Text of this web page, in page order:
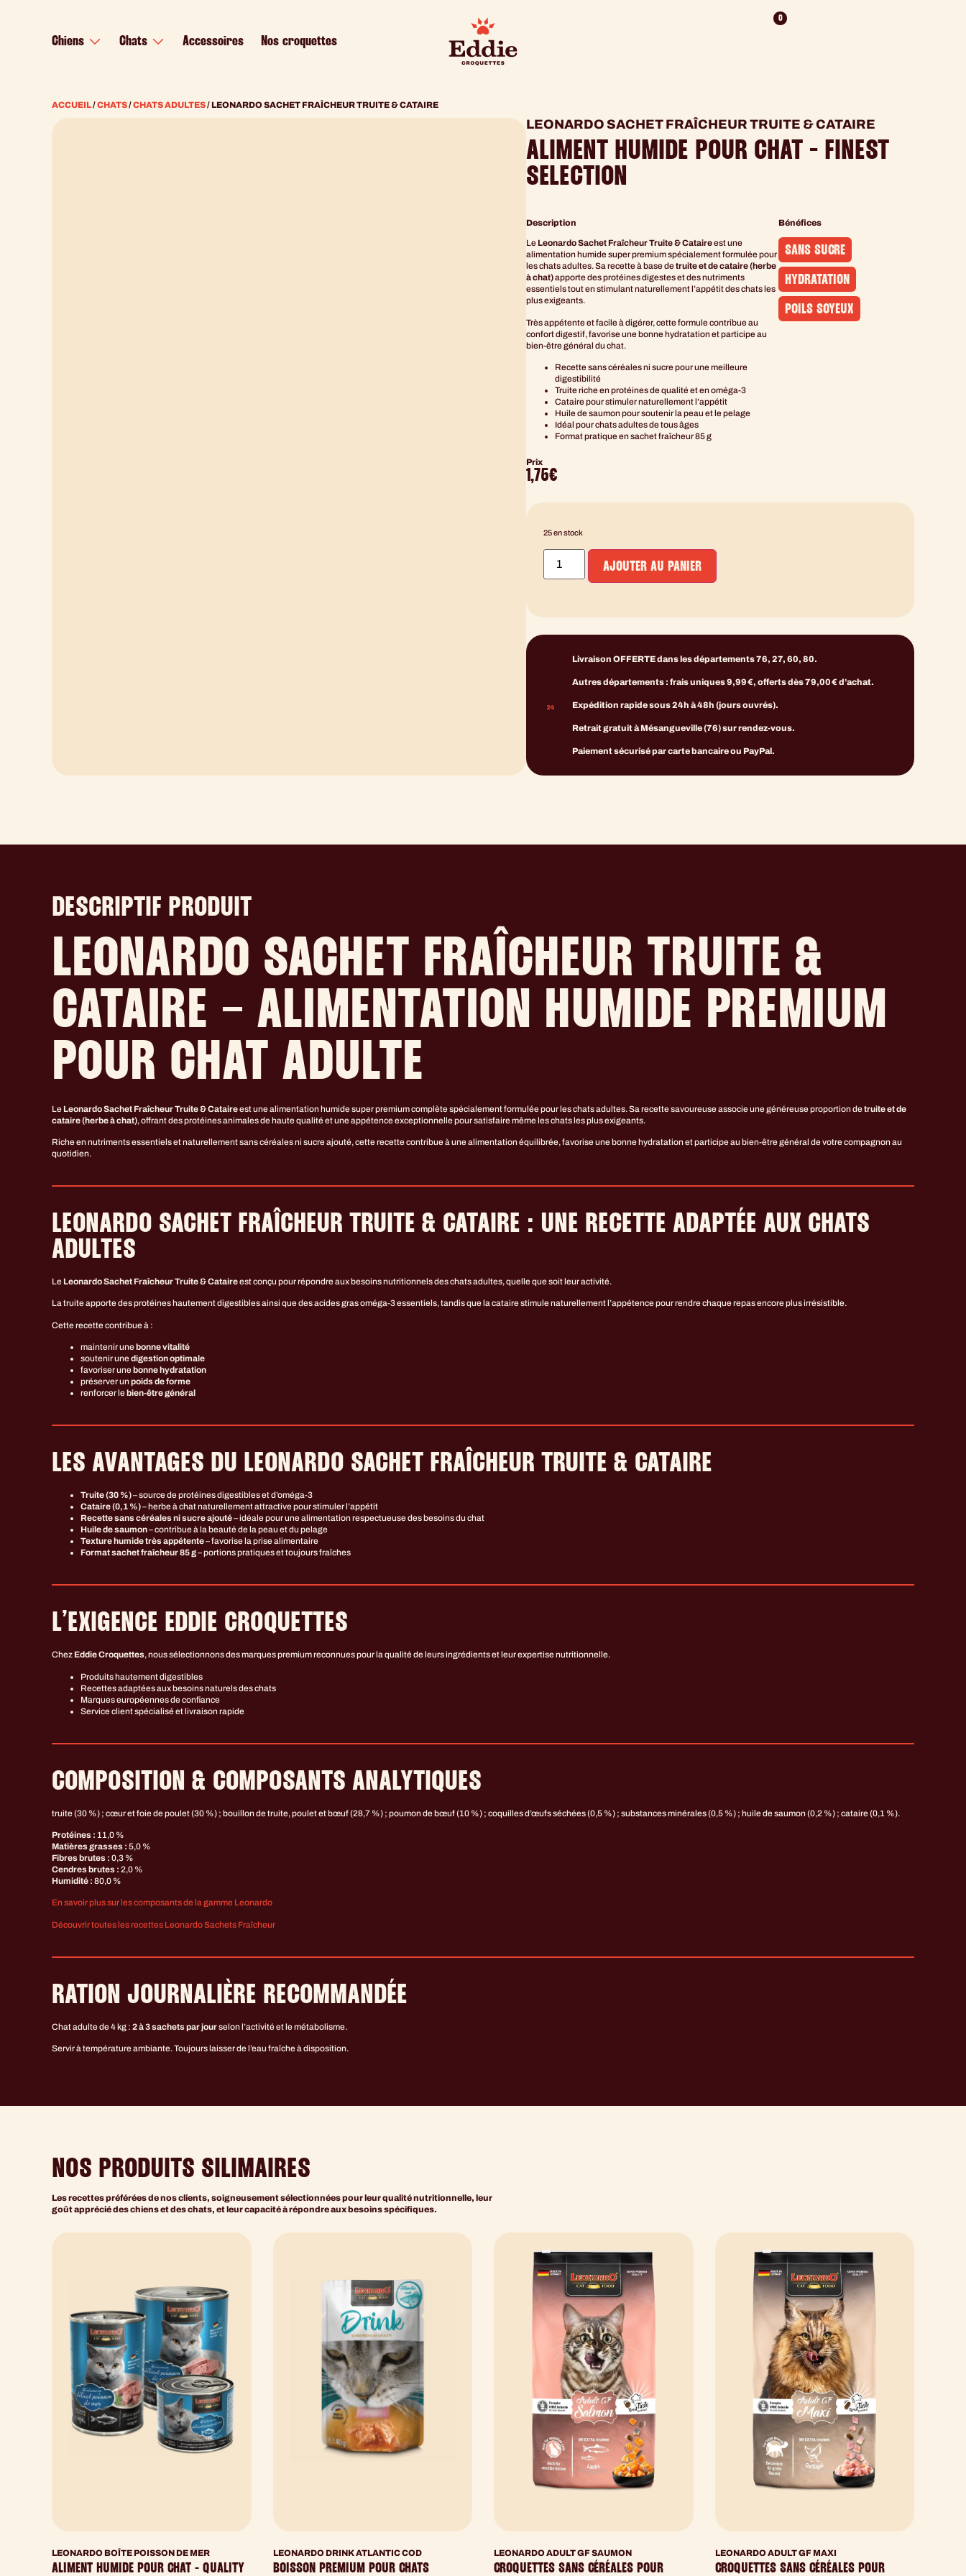
Chiens Chats Accessoires Nos croquettes
0
ACCUEIL/CHATS/CHATS ADULTES/ LEONARDO SACHET FRAÎCHEUR TRUITE & CATAIRE
LEONARDO SACHET FRAÎCHEUR TRUITE & CATAIRE
ALIMENT HUMIDE POUR CHAT - FINEST
SELECTION
Description
Le Leonardo Sachet Fraîcheur Truite & Cataireest une
alimentation humide super premium spécialement formulée pour
les chats adultes. Sa recette à base detruite et de cataire (herbe
à chat)apporte des protéines digestes et des nutriments
essentiels tout en stimulant naturellement l’appétit des chats les
plus exigeants.
Très appétente et facile à digérer, cette formule contribue au
confort digestif, favorise une bonne hydratation et participe au
bien-être général du chat.
Recette sans céréales ni sucre pour une meilleure
digestibilité
Truite riche en protéines de qualité et en oméga-3
Cataire pour stimuler naturellement l’appétit
Huile de saumon pour soutenir la peau et le pelage
Idéal pour chats adultes de tous âges
Format pratique en sachet fraîcheur 85 g
Bénéfices
SANS SUCRE
HYDRATATION
POILS SOYEUX
Prix
1,75€
25 en stock
AJOUTER AU PANIER
Livraison OFFERTE dans les départements 76, 27, 60, 80.
Autres départements : frais uniques 9,99 €, offerts dès 79,00 € d’achat.
Expédition rapide sous 24h à 48h (jours ouvrés).
Retrait gratuit à Mésangueville (76) sur rendez-vous.
Paiement sécurisé par carte bancaire ou PayPal.
DESCRIPTIF PRODUIT
LEONARDO SACHET FRAÎCHEUR TRUITE &
CATAIRE – ALIMENTATION HUMIDE PREMIUM
POUR CHAT ADULTE
Le Leonardo Sachet Fraîcheur Truite & Cataireest une alimentation humide super premium complète spécialement formulée pour les chats adultes. Sa recette savoureuse associe une généreuse proportion detruite et de
cataire (herbe à chat), offrant des protéines animales de haute qualité et une appétence exceptionnelle pour satisfaire même les chats les plus exigeants.
Riche en nutriments essentiels et naturellement sans céréales ni sucre ajouté, cette recette contribue à une alimentation équilibrée, favorise une bonne hydratation et participe au bien-être général de votre compagnon au
quotidien.
LEONARDO SACHET FRAÎCHEUR TRUITE & CATAIRE : UNE RECETTE ADAPTÉE AUX CHATS
ADULTES
Le Leonardo Sachet Fraîcheur Truite & Cataireest conçu pour répondre aux besoins nutritionnels des chats adultes, quelle que soit leur activité.
La truite apporte des protéines hautement digestibles ainsi que des acides gras oméga-3 essentiels, tandis que la cataire stimule naturellement l’appétence pour rendre chaque repas encore plus irrésistible.
Cette recette contribue à :
maintenir une bonne vitalité
soutenir unedigestion optimale
favoriser une bonne hydratation
préserver unpoids de forme
renforcer le bien-être général
LES AVANTAGES DU LEONARDO SACHET FRAÎCHEUR TRUITE & CATAIRE
Truite (30 %)– source de protéines digestibles et d’oméga-3
Cataire (0,1 %)– herbe à chat naturellement attractive pour stimuler l’appétit
Recette sans céréales ni sucre ajouté– idéale pour une alimentation respectueuse des besoins du chat
Huile de saumon– contribue à la beauté de la peau et du pelage
Texture humide très appétente– favorise la prise alimentaire
Format sachet fraîcheur 85 g– portions pratiques et toujours fraîches
L’EXIGENCE EDDIE CROQUETTES
Chez Eddie Croquettes, nous sélectionnons des marques premium reconnues pour la qualité de leurs ingrédients et leur expertise nutritionnelle.
Produits hautement digestibles
Recettes adaptées aux besoins naturels des chats
Marques européennes de confiance
Service client spécialisé et livraison rapide
COMPOSITION & COMPOSANTS ANALYTIQUES
truite (30 %) ; cœur et foie de poulet (30 %) ; bouillon de truite, poulet et bœuf (28,7 %) ; poumon de bœuf (10 %) ; coquilles d’œufs séchées (0,5 %) ; substances minérales (0,5 %) ; huile de saumon (0,2 %) ; cataire (0,1 %).
Protéines : 11,0 %
Matières grasses : 5,0 %
Fibres brutes : 0,3 %
Cendres brutes : 2,0 %
Humidité : 80,0 %
En savoir plus sur les composants de la gamme Leonardo
Découvrir toutes les recettes Leonardo Sachets Fraîcheur
RATION JOURNALIÈRE RECOMMANDÉE
Chat adulte de 4 kg : 2 à 3 sachets par jourselon l’activité et le métabolisme.
Servir à température ambiante. Toujours laisser de l’eau fraîche à disposition.
NOS PRODUITS SILIMAIRES
Les recettes préférées de nos clients, soigneusement sélectionnées pour leur qualité nutritionnelle, leur
goût apprécié des chiens et des chats, et leur capacité à répondre aux besoins spécifiques.
LEONARDO BOÎTE POISSON DE MER
ALIMENT HUMIDE POUR CHAT - QUALITY
LEONARDO DRINK ATLANTIC COD
BOISSON PREMIUM POUR CHATS
LEONARDO ADULT GF SAUMON
CROQUETTES SANS CÉRÉALES POUR
LEONARDO ADULT GF MAXI
CROQUETTES SANS CÉRÉALES POUR